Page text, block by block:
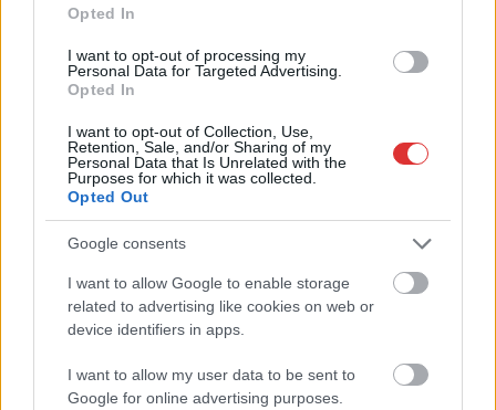
Opted In
I want to opt-out of processing my
Personal Data for Targeted Advertising.
Opted In
I want to opt-out of Collection, Use,
Retention, Sale, and/or Sharing of my
Personal Data that Is Unrelated with the
Purposes for which it was collected.
Opted Out
Google consents
I want to allow Google to enable storage
related to advertising like cookies on web or
device identifiers in apps.
I want to allow my user data to be sent to
Google for online advertising purposes.
polgármestere. A tószegi kerékpárgyár bezárása után